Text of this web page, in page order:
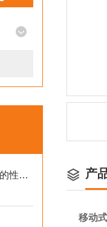
如何提高手台式柴油机动消防泵的性能？ 产
移动